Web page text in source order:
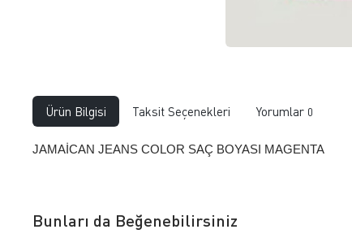
Ürün Bilgisi Taksit Seçenekleri Yorumlar 0
JAMAİCAN JEANS COLOR SAÇ BOYASI MAGENTA
Bunları da Beğenebilirsiniz